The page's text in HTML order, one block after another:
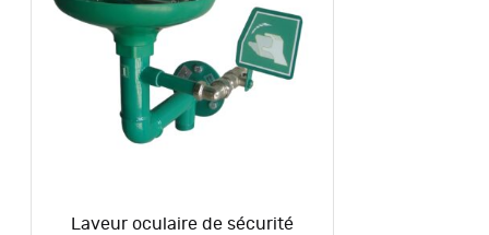
Laveur oculaire de sécurité